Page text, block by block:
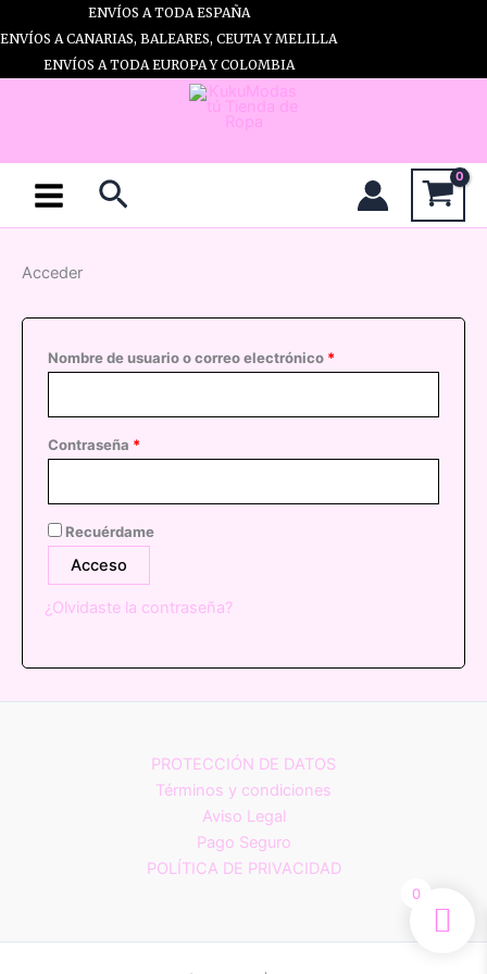
al
contenido
Buscar
Acceder
Nombre de usuario o correo electrónico *Obligatorio
Contraseña *Obligatorio
Recuérdame
Acceso
¿Olvidaste la contraseña?
PROTECCIÓN DE DATOS
Términos y condiciones
Aviso Legal
Pago Seguro
POLÍTICA DE PRIVACIDAD
ENVÍOS A TODA ESPAÑA
ENVÍOS A CANARIAS, BALEARES, CEUTA Y MELILLA
ENVÍOS A TODA EUROPA Y COLOMBIA
0